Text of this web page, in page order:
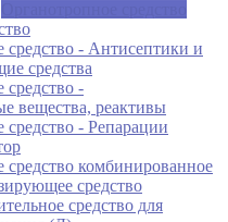
средство - Антисептики и
средства
средство -
вещества, реактивы
средство - Репарации
средство комбинированное
средство
средство для